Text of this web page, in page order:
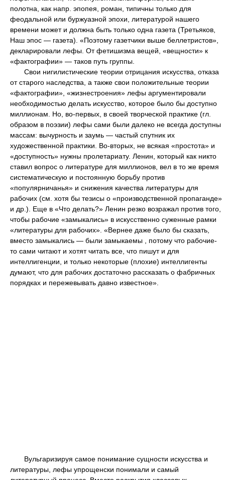
полотна, как напр. эпопея, роман, типичны только для
феодальной или буржуазной эпохи, литературой нашего
времени может и должна быть только одна газета (Третьяков,
Наш эпос — газета). «Поэтому газетчики выше беллетристов»,
декларировали лефы. От фетишизма вещей, «вещности» к
«фактографии» — таков путь группы.
Свои нигилистические теории отрицания искусства, отказа
от старого наследства, а также свои положительные теории
«фактографии», «жизнестроения» лефы аргументировали
необходимостью делать искусство, которое было бы доступно
миллионам. Но, во-первых, в своей творческой практике (гл.
образом в поэзии) лефы сами были далеко не всегда доступны
массам: вычурность и заумь — частый спутник их
художественной практики. Во-вторых, не всякая «простота» и
«доступность» нужны пролетариату. Ленин, который как никто
ставил вопрос о литературе для миллионов, вел в то же время
систематическую и постоянную борьбу против
«популярничанья» и снижения качества литературы для
рабочих (см. хотя бы тезисы о «производственной пропаганде»
и др.). Еще в «Что делать?» Ленин резко возражал против того,
чтобы рабочие «замыкались» в искусственно суженные рамки
«литературы для рабочих». «Вернее даже было бы сказать,
вместо замыкались — были замыкаемы , потому что рабочие-
то сами читают и хотят читать все, что пишут и для
интеллигенции, и только некоторые (плохие) интеллигенты
думают, что для рабочих достаточно рассказать о фабричных
порядках и пережевывать давно известное».
Вульгаризируя самое понимание сущности искусства и
литературы, лефы упрощенски понимали и самый